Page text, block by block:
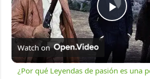
P
l
Watch on
¿Por qué Leyendas de pasión es una